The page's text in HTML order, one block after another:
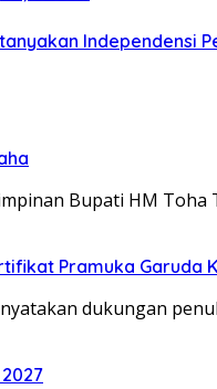
Independensi
Bupati HM Toha
Pramuka Garuda
dukungan